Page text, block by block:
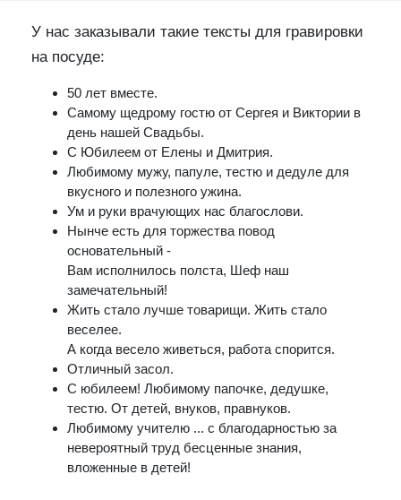
У нас заказывали такие тексты для гравировки
на посуде:
50 лет вместе.
Самому щедрому гостю от Сергея и Виктории в
день нашей Свадьбы.
С Юбилеем от Елены и Дмитрия.
Любимому мужу, папуле, тестю и дедуле для
вкусного и полезного ужина.
Ум и руки врачующих нас благослови.
Нынче есть для торжества повод
основательный -
Вам исполнилось полста, Шеф наш
замечательный!
Жить стало лучше товарищи. Жить стало
веселее.
А когда весело живеться, работа спорится.
Отличный засол.
С юбилеем! Любимому папочке, дедушке,
тестю. От детей, внуков, правнуков.
Любимому учителю ... с благодарностью за
невероятный труд бесценные знания,
вложенные в детей!